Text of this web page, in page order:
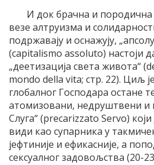
И док брачна и породична
везе алтруизма и
подржавају и оснажују,
(capitalismo assoluto) настоји
„деетизација света живота“
mondo della vita; стр. 22). Циљ
глобалног Господара остане
атомизовани, недруштвени и
Слуга“ (precarizzato Servo) који
види као супарника у
јефтиније и ефикасније, а
сексуалног задовољства (20-